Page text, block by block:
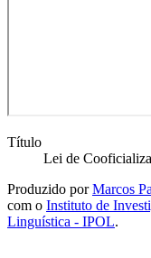
Título
Lei de
Produzido porMarcos
com o Instituto de
Linguística - IPOL.